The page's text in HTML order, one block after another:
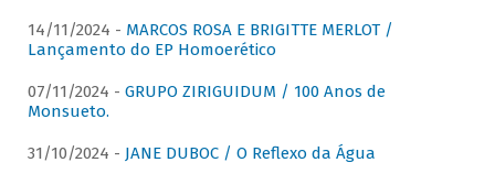
14/11/2024 - MARCOS ROSA E BRIGITTE MERLOT /
Lançamento do EP Homoerético
07/11/2024 - GRUPO ZIRIGUIDUM / 100 Anos de
Monsueto.
31/10/2024 - JANE DUBOC / O Reflexo da Água